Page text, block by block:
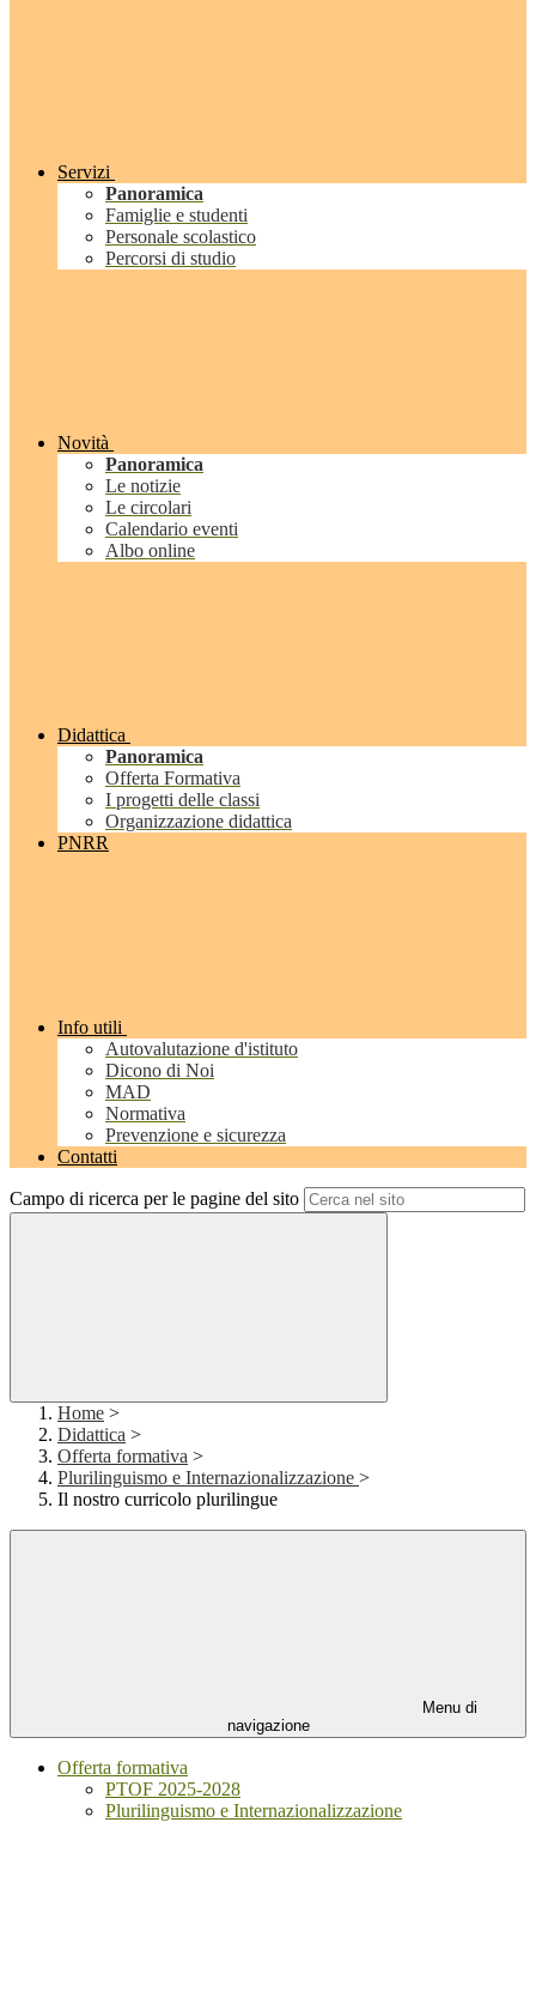
Servizi
Panoramica
Famiglie e studenti
Personale scolastico
Percorsi di studio
Novità
Panoramica
Le notizie
Le circolari
Calendario eventi
Albo online
Didattica
Panoramica
Offerta Formativa
I progetti delle classi
Organizzazione didattica
PNRR
Info utili
Autovalutazione d'istituto
Dicono di Noi
MAD
Normativa
Prevenzione e sicurezza
Contatti
Campo di ricerca per le pagine del sito
Home >
Didattica >
Offerta formativa >
Plurilinguismo e Internazionalizzazione >
Il nostro curricolo plurilingue
Menu di
navigazione
Offerta formativa
PTOF 2025-2028
Plurilinguismo e Internazionalizzazione